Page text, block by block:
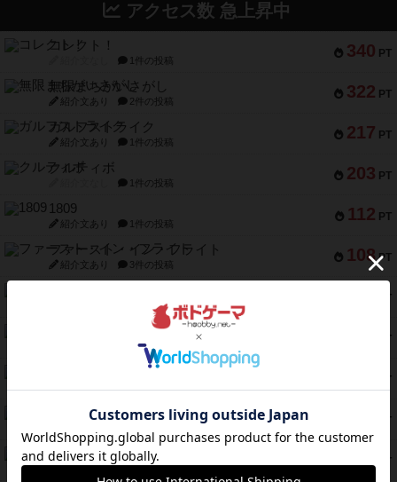
アクセス数 急上昇中
340 PT
コレクト！
1件の投稿
322 PT
無限まちがいさがし
紹介文あり 2件の投稿
217 PT
ガルフストライク
紹介文あり 1件の投稿
203 PT
クルティボ
1件の投稿
112 PT
1809
紹介文あり 1件の投稿
108 PT
ファースト・イン・フライト
紹介文あり 3件の投稿
PT
1件の投稿
PT
テンプテーション
2件の投稿
PT
PT
宵と暁の呪文書
PT
リスボン・トラム 28
紹介文あり 9件の投稿